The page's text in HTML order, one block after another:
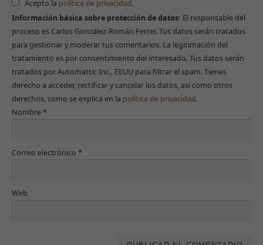
Acepto la política de privacidad.
Información básica sobre protección de datos: El responsable del
proceso es Carlos González-Román Ferrer. Tus datos serán tratados
para gestionar y moderar tus comentarios. La legitimación del
tratamiento es por consentimiento del interesado. Tus datos serán
tratados por Automattic Inc., EEUU para filtrar el spam. Tienes
derecho a acceder, rectificar y cancelar los datos, así como otros
derechos, como se explica en la política de privacidad.
Nombre*
Correo electrónico *
Web